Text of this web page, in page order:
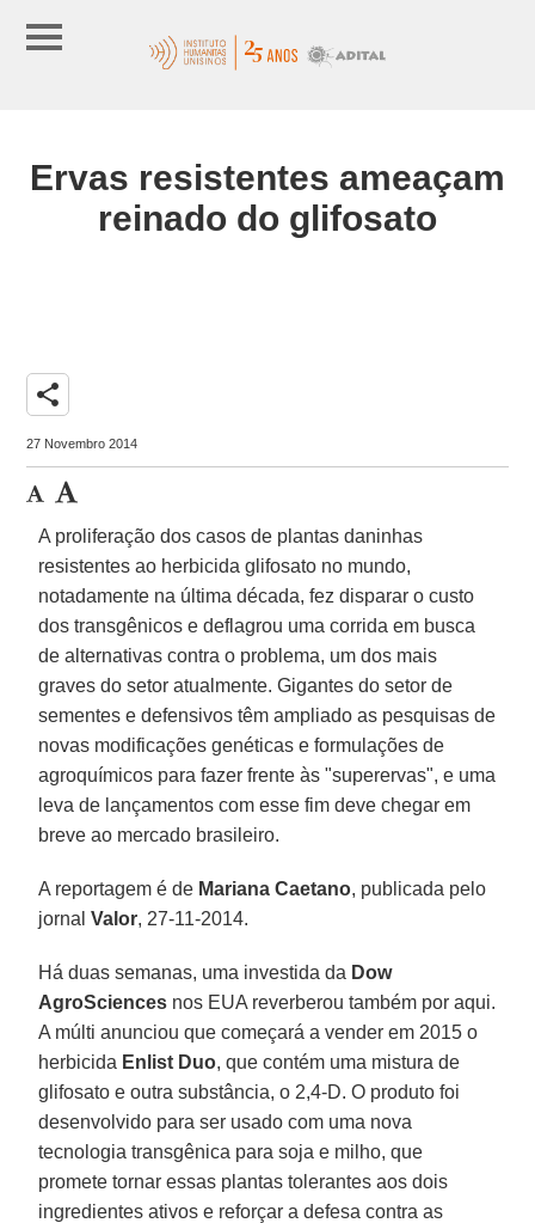
Ervas resistentes ameaçam
reinado do glifosato
share
27 Novembro 2014
A proliferação dos casos de plantas daninhas
resistentes ao herbicida glifosato no mundo,
notadamente na última década, fez disparar o custo
dos transgênicos e deflagrou uma corrida em busca
de alternativas contra o problema, um dos mais
graves do setor atualmente. Gigantes do setor de
sementes e defensivos têm ampliado as pesquisas de
novas modificações genéticas e formulações de
agroquímicos para fazer frente às "superervas", e uma
leva de lançamentos com esse fim deve chegar em
breve ao mercado brasileiro.
A reportagem é de Mariana Caetano, publicada pelo
jornalValor, 27-11-2014.
Há duas semanas, uma investida da Dow
AgroSciences nos EUA reverberou também por aqui.
A múlti anunciou que começará a vender em 2015 o
herbicida Enlist Duo, que contém uma mistura de
glifosato e outra substância, o 2,4-D. O produto foi
desenvolvido para ser usado com uma nova
tecnologia transgênica para soja e milho, que
promete tornar essas plantas tolerantes aos dois
ingredientes ativos e reforçar a defesa contra as